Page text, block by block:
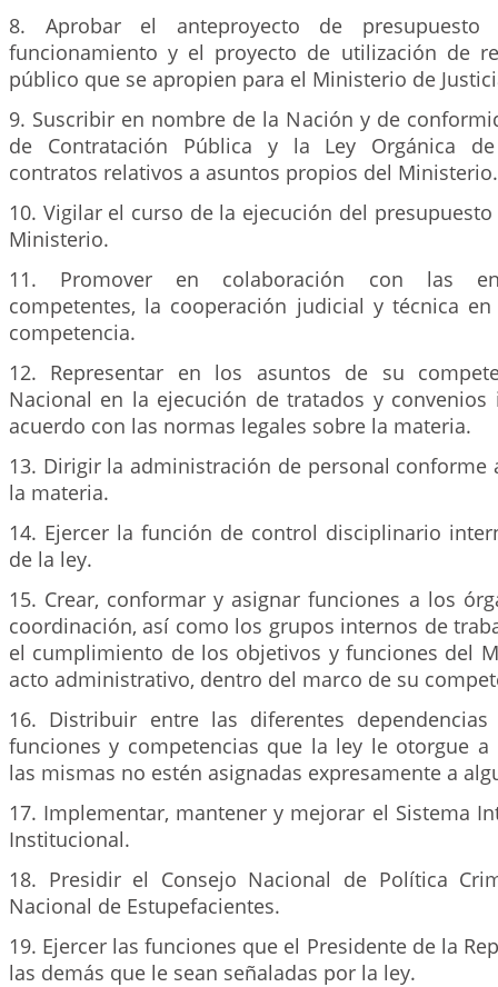
8. Aprobar el anteproyecto de
funcionamiento y el proyecto de utilización de
público que se apropien para el Ministerio de
9. Suscribir en nombre de la Nación y de
de Contratación Pública y la Ley Orgánica
contratos relativos a asuntos propios del Ministerio.
10. Vigilar el curso de la ejecución del
Ministerio.
11. Promover en colaboración con las
competentes, la cooperación judicial y técnica
competencia.
12. Representar en los asuntos de su
Nacional en la ejecución de tratados y convenios
acuerdo con las normas legales sobre la materia.
13. Dirigir la administración de personal conforme
la materia.
14. Ejercer la función de control disciplinario
de la ley.
15. Crear, conformar y asignar funciones a los
coordinación, así como los grupos internos de
el cumplimiento de los objetivos y funciones del
acto administrativo, dentro del marco de su
16. Distribuir entre las diferentes
funciones y competencias que la ley le otorgue a
las mismas no estén asignadas expresamente a
17. Implementar, mantener y mejorar el Sistema
Institucional.
18. Presidir el Consejo Nacional de Política
Nacional de Estupefacientes.
19. Ejercer las funciones que el Presidente de la
las demás que le sean señaladas por la ley.